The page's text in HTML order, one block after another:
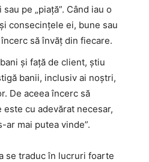
pe „piață”. Când iau o
consecințele ei, bune sau
să învăț din fiecare.
și față de client, știu
banii, inclusiv ai noștri,
De aceea încerc să
este cu adevărat necesar,
ar mai putea vinde”.
se traduc în lucruri foarte